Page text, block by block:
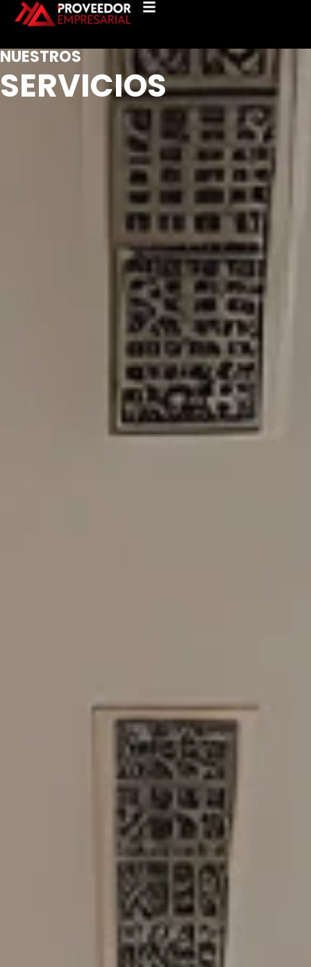
NUESTROS
SERVICIOS